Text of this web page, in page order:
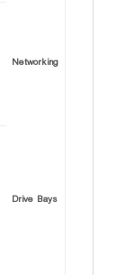
Networking
Drive Bays